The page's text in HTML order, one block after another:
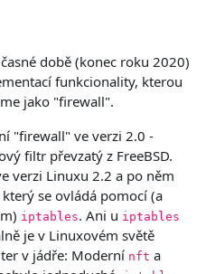
době (konec roku 2020)
funkcionality, kterou
jako "firewall".
"firewall" ve verzi 2.0 -
filtr převzatý z FreeBSD.
verzi Linuxu 2.2 a po něm
se ovládá pomocí (a
iptables. Ani u iptables
je v Linuxovém světě
v jádře: Moderní nft a